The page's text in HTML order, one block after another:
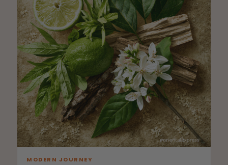
MODERN JOURNEY